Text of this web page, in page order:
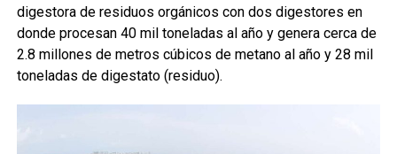
digestora de residuos orgánicos con dos digestores en
donde procesan 40 mil toneladas al año y genera cerca de
2.8 millones de metros cúbicos de metano al año y 28 mil
toneladas de digestato (residuo).